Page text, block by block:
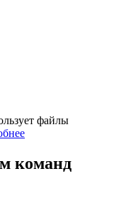
файлы
команд